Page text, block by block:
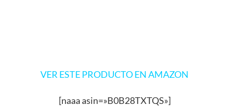
VER ESTE PRODUCTO EN AMAZON
[naaa asin=»B0B28TXTQS»]